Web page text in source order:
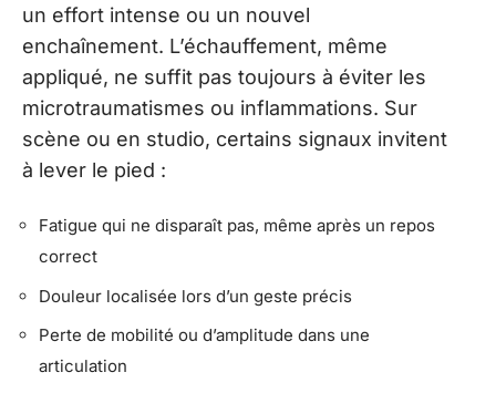
un effort intense ou un nouvel
enchaînement. L’échauffement, même
appliqué, ne suffit pas toujours à éviter les
microtraumatismes ou inflammations. Sur
scène ou en studio, certains signaux invitent
à lever le pied :
Fatigue qui ne disparaît pas, même après un repos
correct
Douleur localisée lors d’un geste précis
Perte de mobilité ou d’amplitude dans une
articulation